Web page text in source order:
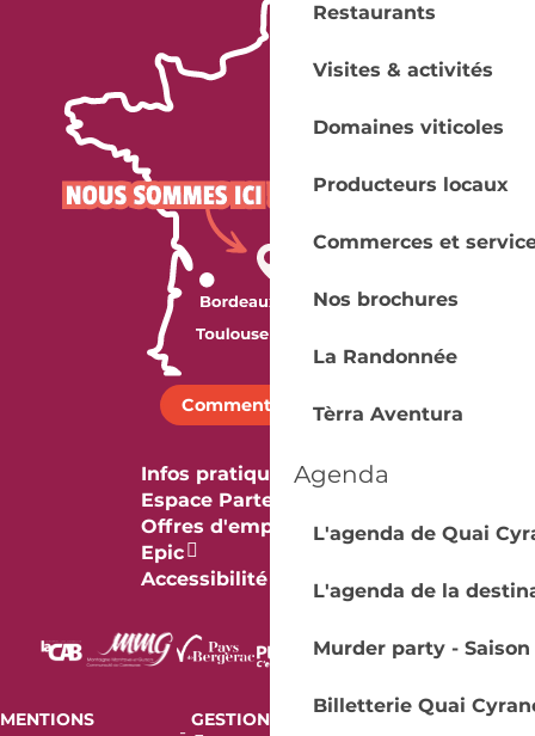
Restaurants
Visites & activités
Domaines viticoles
Producteurs locaux
Commerces et
Nos brochures
La Randonnée
Tèrra Aventura
Agenda
L'agenda de Quai
L'agenda de la
Murder party - Saison
Billetterie Quai
Comment venir ?
Infos pratiques
Espace Partenaires
Offres d'emploi & stage
Epic
Accessibilité
MENTIONS
GESTION DES COOKIES
AUDIT